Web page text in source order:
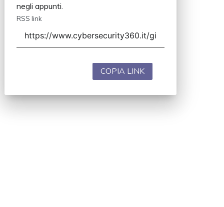
negli appunti.
RSS link
COPIA LINK